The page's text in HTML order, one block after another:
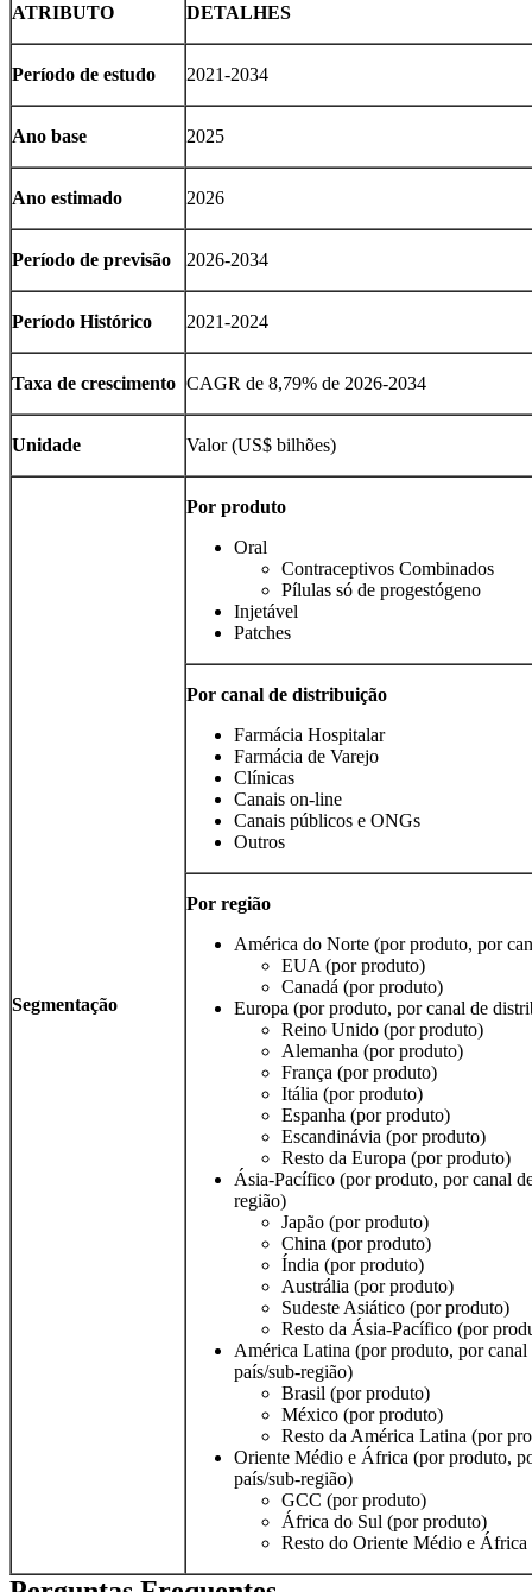
ATRIBUTO DETALHES
Período de estudo 2021-2034
Ano base 2025
Ano estimado 2026
Período de previsão 2026-2034
Período Histórico 2021-2024
Taxa de crescimento CAGR de 8,79% de 2026-2034
Unidade Valor (US$ bilhões)
Segmentação
Por produto
Oral
Contraceptivos Combinados
Pílulas só de progestógeno
Injetável
Patches
Por canal de distribuição
Farmácia Hospitalar
Farmácia de Varejo
Clínicas
Canais on-line
Canais públicos e ONGs
Outros
Por região
América do Norte (por produto, por
EUA (por produto)
Canadá (por produto)
Europa (por produto, por canal de
Reino Unido (por produto)
Alemanha (por produto)
França (por produto)
Itália (por produto)
Espanha (por produto)
Escandinávia (por produto)
Resto da Europa (por produto)
Ásia-Pacífico (por produto, por canal
região)
Japão (por produto)
China (por produto)
Índia (por produto)
Austrália (por produto)
Sudeste Asiático (por produto)
Resto da Ásia-Pacífico (por
América Latina (por produto, por
país/sub-região)
Brasil (por produto)
México (por produto)
Resto da América Latina (por
Oriente Médio e África (por produto,
país/sub-região)
GCC (por produto)
África do Sul (por produto)
Resto do Oriente Médio e